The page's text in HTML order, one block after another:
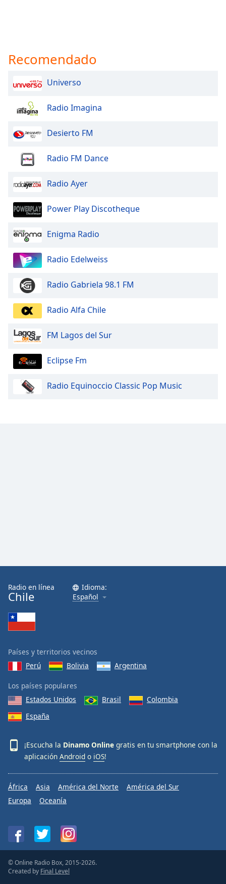
Recomendado
Universo
Radio Imagina
Desierto FM
Radio FM Dance
Radio Ayer
Power Play Discotheque
Enigma Radio
Radio Edelweiss
Radio Gabriela 98.1 FM
Radio Alfa Chile
FM Lagos del Sur
Eclipse Fm
Radio Equinoccio Classic Pop Music
Radio en línea
Chile
Idioma:
Español
Países y territorios vecinos
Perú
Bolivia Argentina
Los países populares
Estados Unidos
Brasil
Colombia
España
¡Escucha la Dinamo Online gratis en tu smartphone con la
aplicación Android o iOS!
África Asia América del Norte
América del Sur
Europa
Oceanía
© Online Radio Box, 2015-2026.
Created by Final Level